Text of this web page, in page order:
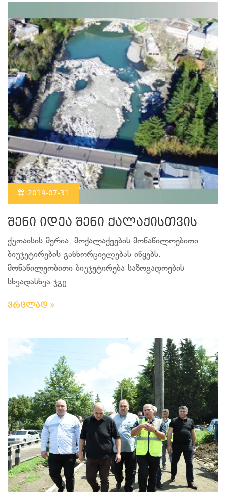
2019-07-31
შენი იდეა შენი ქალაქისთვის
ქუთაისის მერია, მოქალაქეების მონაწილოებითი
ბიუჯეტირების განხორციელებას იწყებს.
მონაწილეობითი ბიუჯეტირება საზოგადოების
სხვადასხვა ჯგუ...
ვრცლად